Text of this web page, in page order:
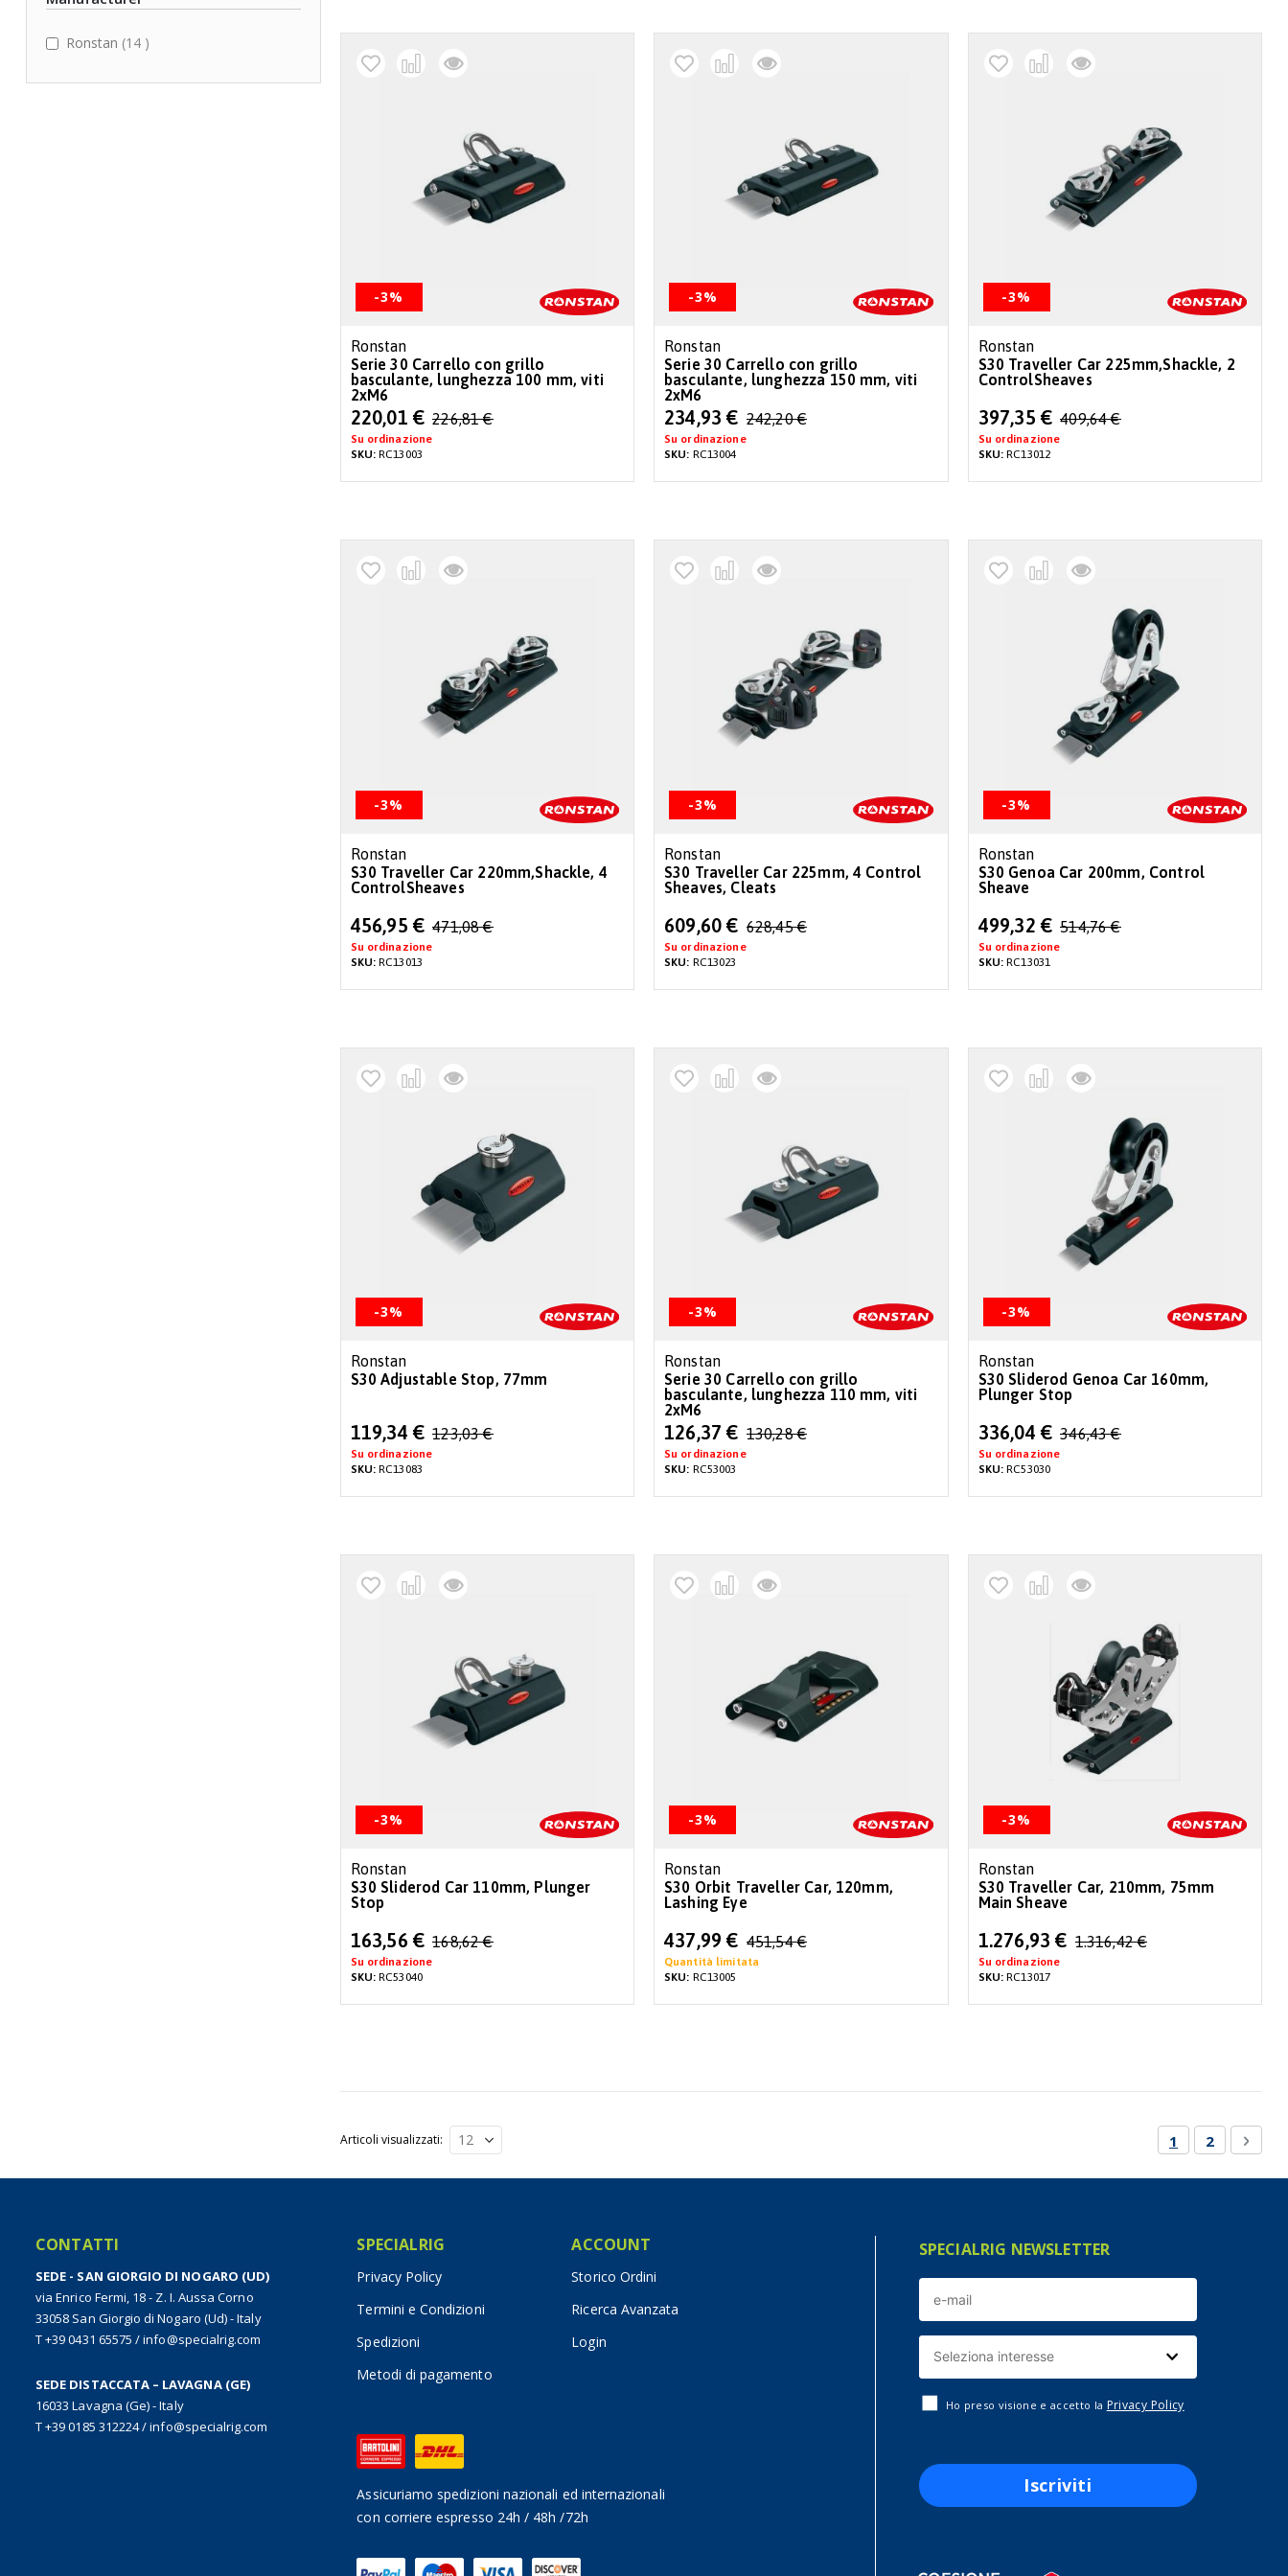
-3%
Ronstan
Serie 30 Carrello con grillo
basculante, lunghezza 100 mm, viti
2xM6
Special
Price
220,01 € 226,81 €
Su ordinazione
SKU:RC13003
-3%
Ronstan
Serie 30 Carrello con grillo
basculante, lunghezza 150 mm, viti
2xM6
Special
Price
234,93 € 242,20 €
Su ordinazione
SKU: RC13004
-3%
Ronstan
S30 Traveller Car 225mm,Shackle, 2
ControlSheaves
Special
Price
397,35 € 409,64 €
Su ordinazione
SKU:RC13012
-3%
Ronstan
S30 Traveller Car 220mm,Shackle, 4
ControlSheaves
Special
Price
456,95 € 471,08 €
Su ordinazione
SKU:RC13013
-3%
Ronstan
S30 Traveller Car 225mm, 4 Control
Sheaves, Cleats
Special
Price
609,60 € 628,45 €
Su ordinazione
SKU: RC13023
-3%
Ronstan
S30 Genoa Car 200mm, Control
Sheave
Special
Price
499,32 € 514,76 €
Su ordinazione
SKU:RC13031
-3%
Ronstan
S30 Adjustable Stop, 77mm
Special
Price
119,34 € 123,03 €
Su ordinazione
SKU:RC13083
-3%
Ronstan
Serie 30 Carrello con grillo
basculante, lunghezza 110 mm, viti
2xM6
Special
Price
126,37 € 130,28 €
Su ordinazione
SKU: RC53003
-3%
Ronstan
S30 Sliderod Genoa Car 160mm,
Plunger Stop
Special
Price
336,04 € 346,43 €
Su ordinazione
SKU:RC53030
-3%
Ronstan
S30 Sliderod Car 110mm, Plunger
Stop
Special
Price
163,56 € 168,62 €
Su ordinazione
SKU:RC53040
-3%
Ronstan
S30 Orbit Traveller Car, 120mm,
Lashing Eye
Special
Price
437,99 € 451,54 €
Quantità limitata
SKU: RC13005
-3%
Ronstan
S30 Traveller Car, 210mm, 75mm
Main Sheave
Special
Price
1.276,93 € 1.316,42 €
Su ordinazione
SKU:RC13017
Pagina
Attualmente
1 Pagina
2
Articoli visualizzati
Ronstan 14 items
CONTATTI
SEDE - SAN GIORGIO DI NOGARO (UD)
via Enrico Fermi, 18 - Z. I. Aussa Corno
33058 San Giorgio di Nogaro (Ud) - Italy
T +39 0431 65575 /info@specialrig.com
SEDE DISTACCATA – LAVAGNA (GE)
16033 Lavagna (Ge) - Italy
T +39 0185 312224/info@specialrig.com
SPECIALRIG
Privacy Policy
Termini e Condizioni
Spedizioni
Metodi di pagamento
ACCOUNT
Storico Ordini
Ricerca Avanzata
Login
Assicuriamo spedizioni nazionali ed internazionali
con corriere espresso 24h / 48h /72h
SPECIALRIG NEWSLETTER
Ho preso visione e accetto la Privacy Policy
Iscriviti